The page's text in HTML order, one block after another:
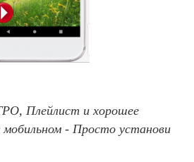
Плейлист и хорошее
- Просто установи